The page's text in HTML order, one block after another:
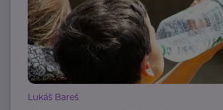
Lukáš Bareš